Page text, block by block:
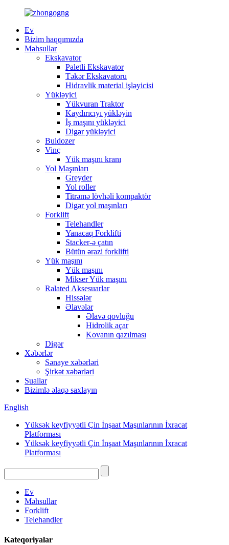
Ev
Bizim haqqımızda
Məhsullar
Ekskavator
Paletli Ekskavator
Təkər Ekskavatoru
Hidravlik material işləyicisi
Yükləyici
Yükvuran Traktor
Kaydırıcıyı yükləyin
İş maşını yükləyici
Digər yükləyici
Buldozer
Vinç
Yük maşını kranı
Yol Maşınları
Greyder
Yol roller
Titrəmə lövhəli kompaktör
Digər yol maşınları
Forklift
Telehandler
Yanacaq Forklifti
Stacker-ə çatın
Bütün ərazi forklifti
Yük maşını
Yük maşını
Mikser Yük maşını
Ralated Aksesuarlar
Hissələr
Əlavələr
Əlavə qovluğu
Hidrolik açar
Kovanın qazılması
Digər
Xəbərlər
Sənaye xəbərləri
Şirkət xəbərləri
Suallar
Bizimlə əlaqə saxlayın
English
Yüksək keyfiyyətli Çin İnşaat Maşınlarının İxracat
Platforması
Yüksək keyfiyyətli Çin İnşaat Maşınlarının İxracat
Platforması
Ev
Məhsullar
Forklift
Telehandler
Kateqoriyalar